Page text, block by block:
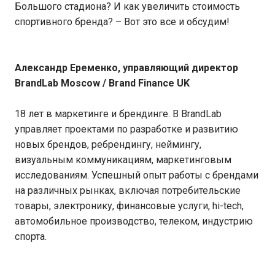
Большого стадиона? И как увеличить стоимость
спортивного бренда? – Вот это все и обсудим!
Александр Еременко, управляющий директор
BrandLab Moscow / Brand Finance UK
18 лет в маркетинге и брендинге. В BrandLab
управляет проектами по разработке и развитию
новых брендов, ребрендингу, неймингу,
визуальным коммуникациям, маркетинговым
исследованиям. Успешный опыт работы с брендами
на различных рынках, включая потребительские
товары, электронику, финансовые услуги, hi-tech,
автомобильное производство, телеком, индустрию
спорта.